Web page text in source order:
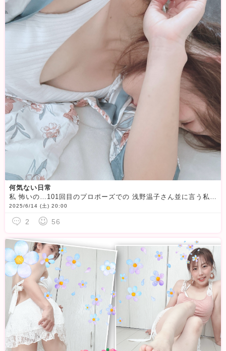
何気ない日常
私 怖いの…101回目のプロポーズでの 浅野温子さん並に言う私。何が怖いって自分が怖いのですw夕飯の支度でちょっと早めに 煮物を作って次の日の夕飯の支度でその煮物を出すの忘れてた事に気付く…ヤバいよね
2025/6/14 (土) 20:00
2 56